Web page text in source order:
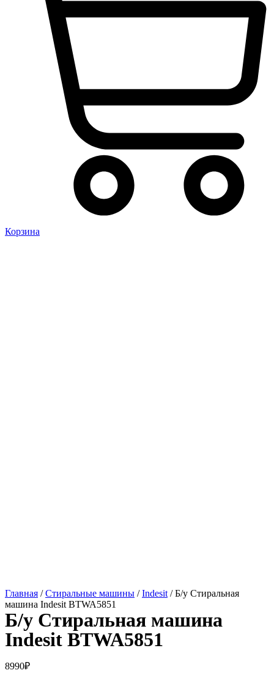
Корзина
Главная /Стиральные машины /Indesit / Б/у Стиральная
машина Indesit BTWA5851
Б/у Стиральная машина
Indesit BTWA5851
8990₽